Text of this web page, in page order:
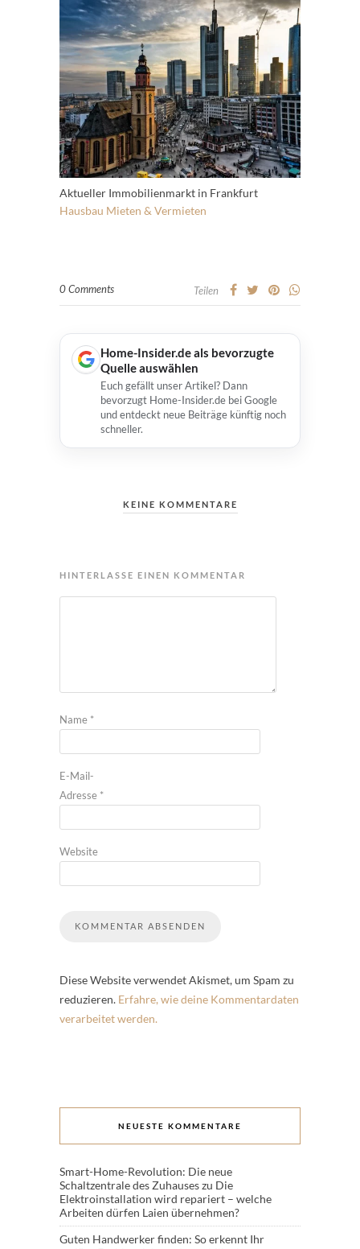
Aktueller Immobilienmarkt in Frankfurt
Hausbau Mieten & Vermieten
0 Comments Teilen
Home-Insider.de als bevorzugte
Quelle auswählen
Euch gefällt unser Artikel? Dann
bevorzugt Home-Insider.de bei Google
und entdeckt neue Beiträge künftig noch
schneller.
KEINE KOMMENTARE
HINTERLASSE EINEN KOMMENTAR
Name *
E-Mail-
Adresse *
Website
Diese Website verwendet Akismet, um Spam zu
reduzieren. Erfahre, wie deine Kommentardaten
verarbeitet werden.
NEUESTE KOMMENTARE
Smart-Home-Revolution: Die neue
Schaltzentrale des Zuhauseszu Die
Elektroinstallation wird repariert – welche
Arbeiten dürfen Laien übernehmen?
Guten Handwerker finden: So erkennt Ihr